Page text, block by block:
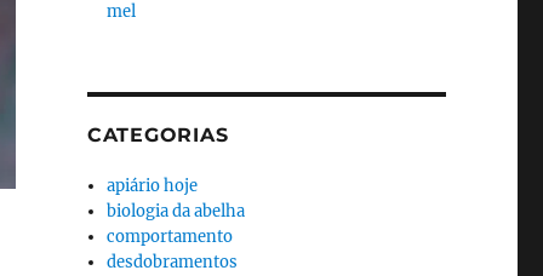
mel
CATEGORIAS
apiário hoje
biologia da abelha
comportamento
desdobramentos